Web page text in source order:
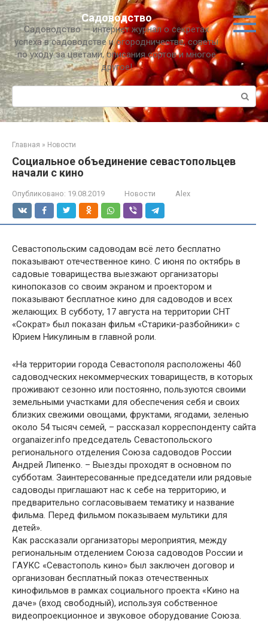
Перейти
к
контенту
Садоводство
Садоводство — интернет журнал о секретах
успеха в садоводстве и огородничестве, советы
по уходу за цветами, описания сортов и многое
другое!
Поиск:
Главная » Новости
Социальное объединение севастопольцев
начали с кино
Опубликовано: 19.08.2019 Новости Alex
Севастопольским садоводам всё лето бесплатно
показывают отечественное кино. С июня по октябрь в
садовые товарищества выезжают организаторы
кинопоказов со своим экраном и проектором и
показывают бесплатное кино для садоводов и всех
желающих. В субботу, 17 августа на территории СНТ
«Сократ» был показан фильм «Старики-разбойники» с
Юрием Никулиным в главной роли.
«На территории города Севастополя расположены 460
садоводческих некоммерческих товариществ, в которых
проживают сезонно или постоянно, пользуются своими
земельными участками для обеспечения себя и своих
близких свежими овощами, фруктами, ягодами, зеленью
около 54 тысяч семей, – рассказал корреспонденту сайта
organaizer.info председатель Севастопольского
регионального отделения Союза садоводов России
Андрей Липенко. – Выезды проходят в основном по
субботам. Заинтересованные председатели или рядовые
садоводы приглашают нас к себе на территорию, и
предварительно согласовываем тематику и название
фильма. Перед фильмом показываем мультики для
детей».
Как рассказали организаторы мероприятия, между
региональным отделением Союза садоводов России и
ГАУКС «Севастополь кино» был заключен договор и
организован бесплатный показ отечественных
кинофильмов в рамках социального проекта «Кино на
даче» (вход свободный), используя собственное
видеопроекционное и звуковое оборудование Союза.